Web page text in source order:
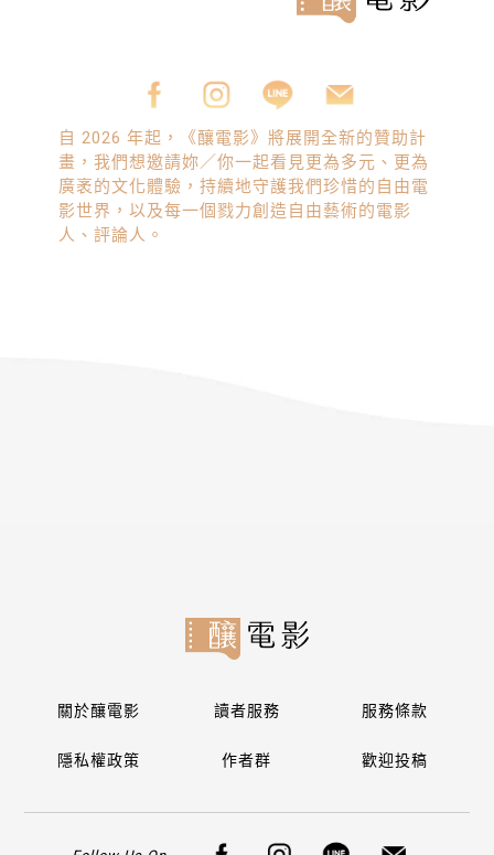
自 2026 年起，《釀電影》將展開全新的贊助計
畫，我們想邀請妳／你一起看見更為多元、更為
廣袤的文化體驗，持續地守護我們珍惜的自由電
影世界，以及每一個戮力創造自由藝術的電影
人、評論人。
關於釀電影 讀者服務 服務條款
隱私權政策 作者群 歡迎投稿